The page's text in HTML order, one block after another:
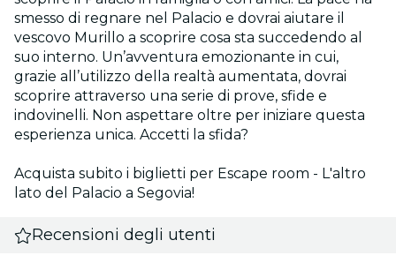
smesso di regnare nel Palacio e dovrai aiutare il
vescovo Murillo a scoprire cosa sta succedendo al
suo interno. Un’avventura emozionante in cui,
grazie all’utilizzo della realtà aumentata, dovrai
scoprire attraverso una serie di prove, sfide e
indovinelli. Non aspettare oltre per iniziare questa
esperienza unica. Accetti la sfida?
Acquista subito i biglietti per Escape room - L'altro
lato del Palacio a Segovia!
Recensioni degli utenti